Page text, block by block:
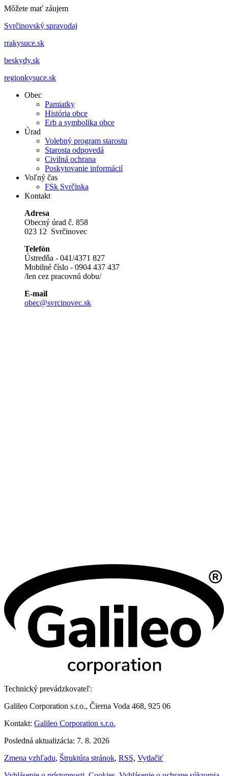
Môžete mať záujem
Svrčinovský spravodaj
rrakysuce.sk
beskydy.sk
regionkysuce.sk
Obec
Pamiatky
História obce
Erb a symbolika obce
Úrad
Volebný program starostu
Starosta odpovedá
Civilná ochrana
Poskytovanie informácií
Voľný čas
FSk Svrčinka
Kontakt
Adresa
Obecný úrad č. 858
023 12 Svrčinovec
Telefón
Ústredňa - 041/4371 827
Mobilné číslo - 0904 437 437
/len cez pracovnú dobu/
E-mail
obec@svrcinovec.sk
Technický prevádzkovateľ:
Galileo Corporation s.r.o., Čierna Voda 468, 925 06
Kontakt: Galileo Corporation s.r.o.
Posledná aktualizácia: 7. 8. 2026
Zmena vzhľadu, Štruktúra stránok, RSS, Vytlačiť